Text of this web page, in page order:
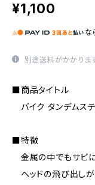
¥1,100
な
別途送料がかかりま
■商品タイトル
バイク タンデムス
■特徴
金属の中でもサビに
ヘッドの飛び出し